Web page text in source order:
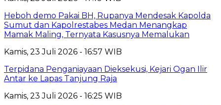
Heboh demo Pakai BH, Rupanya Mendesak Kapolda
Sumut dan Kapolrestabes Medan Menangkap
Mamak Maling, Ternyata Kasusnya Memalukan
Kamis, 23 Juli 2026 - 16:57 WIB
Terpidana Penganiayaan Dieksekusi, Kejari Ogan Ilir
Antar ke Lapas Tanjung Raja
Kamis, 23 Juli 2026 - 16:25 WIB